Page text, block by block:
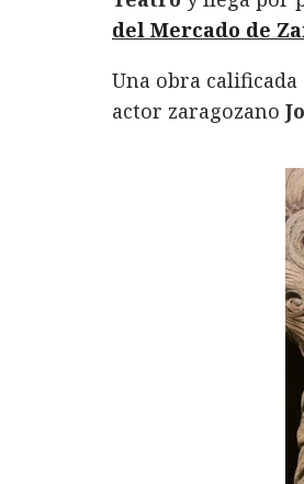
e
b
o
o
te
r
k
e
d
I
s
del Mercado de
Una obra calificada
actor zaragozano